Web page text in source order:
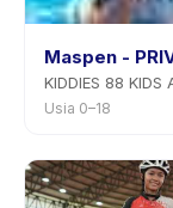
Maspen -
KIDDIES 88 KIDS
Usia 0–18